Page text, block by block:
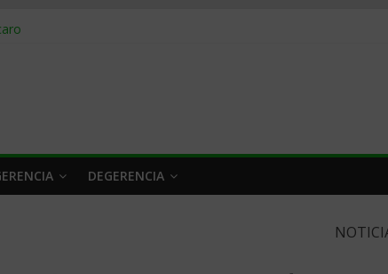
en 2026
hacer
y venderle
DEGERENCIA